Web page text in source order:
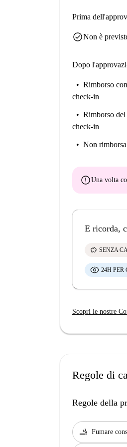
Prima
check_circleNon è
Dopo
Rimborso
check-in
Rimborso
check-in
Non
errorUna volta
E ricorda,
savings SENZA
24H PER
Scopri le nostre
Regole di
Regole della
smoking_rooms Fumare